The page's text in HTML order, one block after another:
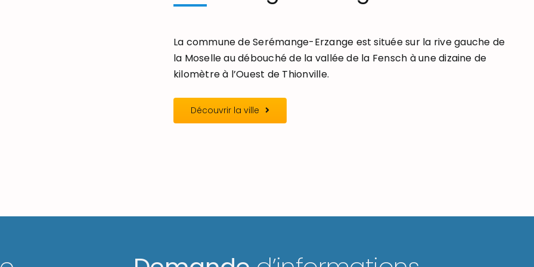
La commune de Serémange-Erzange est située sur la rive gauche de
la Moselle au débouché de la vallée de la Fensch à une dizaine de
kilomètre à l’Ouest de Thionville.
Découvrir la ville